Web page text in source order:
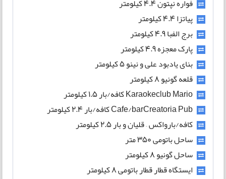
فواره نپتون 4.4 کیلومتر
پیاتزا 4.4 کیلومتر
برج الفبا 4.9 کیلومتر
پارک معجزه 4.9 کیلومتر
بنای یادبود علی و نینو 5 کیلومتر
قلعه گونیو 8 کیلومتر
Karaokeclub Mario کافه/بار 1.5 کیلومتر
Cafe/barCreatoria Pub کافه/بار 2.4 کیلومتر
کافه/بارواکس – قلیان و بار 2.5 کیلومتر
ساحل باتومی 350 متر
ساحل گونیو 8 کیلومتر
ایستگاه قطار قطار باتومی 8 کیلومتر